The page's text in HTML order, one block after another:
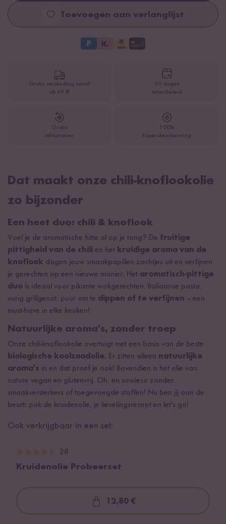
Toevoegen aan verlanglijst
Gratis verzending vanaf
ab 49 €
30 dagen
retourbeleid
Gratis
retourneren
100%
Kopersbescherming
Dat maakt onze chili-knoflookolie
zo bijzonder
Een heet duo: chili & knoflook
Voel je de aromatische hitte al op je tong? De fruitige
pittigheid van de chili en het kruidige aroma van de
knoflook dagen jouw smaakpapillen zachtjes uit en verfijnen
je gerechten op een nieuwe manier. Het aromatisch-pittige
duo is ideaal voor pikante wokgerechten, Italiaanse pasta,
vurig grillgenot, puur om te dippen of te verfijnen – een
must-have in elke keuken!
Natuurlijke aroma's, zonder troep
Onze chili-knoflookolie overtuigt met een basis van de beste
biologische koolzaadolie. Er zitten alleen natuurlijke
aroma's in en dat proef je ook! Bovendien is het olie van
nature vegan en glutenvrij. Oh, en sowieso zonder
smaakversterkers of toegevoegde stoffen! Nu ben jij aan de
beurt: pak de kruidenolie, je lievelingsrecept en let's go!
Ook verkrijgbaar in een set:
28
Kruidenolie Probeerset
Loading...
12,80 €